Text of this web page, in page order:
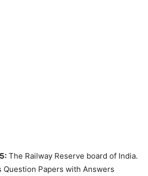
The Railway Reserve board of India.
Question Papers with Answers